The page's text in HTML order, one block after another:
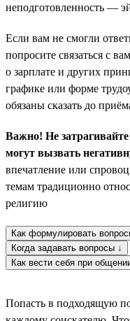
неподготовленность —
Если вам не смогли
попросите связаться с
о зарплате и других
графике или форме
обязаны сказать до
Важно! Не
могут вызвать
впечатление или
темам традиционно
религию
Как формулировать
Когда задавать вопросы ↓
Как вести себя при
Попасть в подходящую